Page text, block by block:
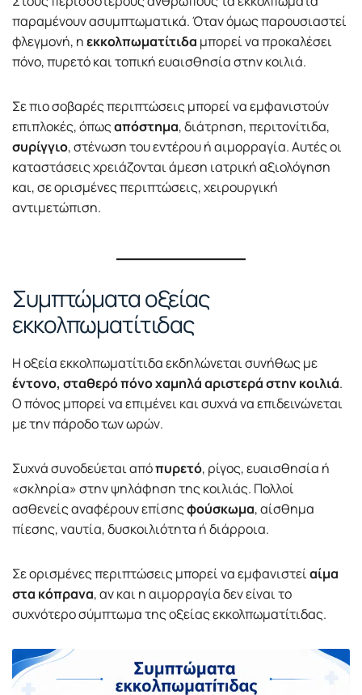
παραμένουν ασυμπτωματικά. Όταν όμως παρουσιαστεί
φλεγμονή, ηεκκολπωματίτιδα μπορεί να προκαλέσει
πόνο, πυρετό και τοπική ευαισθησία στην κοιλιά.
Σε πιο σοβαρές περιπτώσεις μπορεί να εμφανιστούν
επιπλοκές, όπωςαπόστημα, διάτρηση, περιτονίτιδα,
συρίγγιο, στένωση του εντέρου ή αιμορραγία. Αυτές οι
καταστάσεις χρειάζονται άμεση ιατρική αξιολόγηση
και, σε ορισμένες περιπτώσεις, χειρουργική
αντιμετώπιση.
Συμπτώματα οξείας
εκκολπωματίτιδας
Η οξεία εκκολπωματίτιδα εκδηλώνεται συνήθως με
έντονο, σταθερό πόνο χαμηλά αριστερά στην κοιλιά.
Ο πόνος μπορεί να επιμένει και συχνά να επιδεινώνεται
με την πάροδο των ωρών.
Συχνά συνοδεύεται απόπυρετό, ρίγος, ευαισθησία ή
«σκληρία» στην ψηλάφηση της κοιλιάς. Πολλοί
ασθενείς αναφέρουν επίσηςφούσκωμα, αίσθημα
πίεσης, ναυτία, δυσκοιλιότητα ή διάρροια.
Σε ορισμένες περιπτώσεις μπορεί να εμφανιστείαίμα
στα κόπρανα, αν και η αιμορραγία δεν είναι το
συχνότερο σύμπτωμα της οξείας εκκολπωματίτιδας.